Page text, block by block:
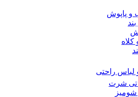
و پاپوش
لباس راحتی
تی شرت
شومیز